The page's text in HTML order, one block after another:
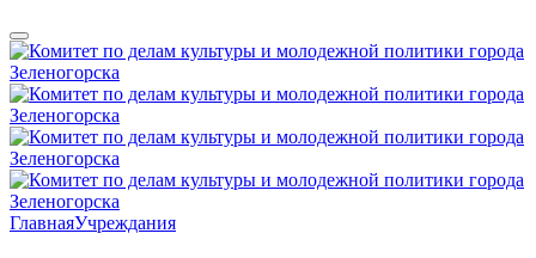
ГлавнаяУчреждания